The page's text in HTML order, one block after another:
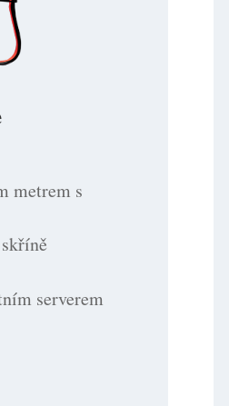
metrem s
serverem